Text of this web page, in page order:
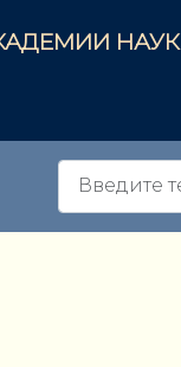
НАУК